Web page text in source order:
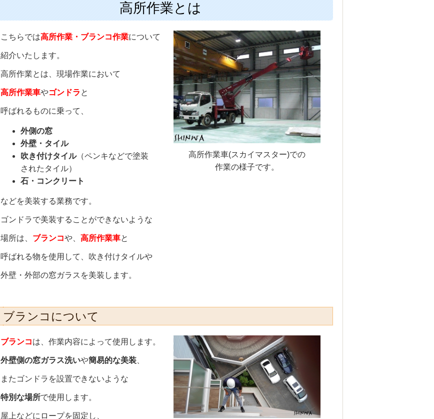
高所作業とは
高所作業車(スカイマスター)での
作業の様子です。
こちらでは高所作業・ブランコ作業について
紹介いたします。
高所作業とは、現場作業において
高所作業車やゴンドラ と
呼ばれるものに乗って、
外側の窓
外壁・タイル
吹き付けタイル（ペンキなどで塗装
されたタイル）
石・コンクリート
などを美装する業務です。
ゴンドラで美装することができないような
場所は、 ブランコや、 高所作業車と
呼ばれる物を使用して、 吹き付けタイルや
外壁・外部の窓ガラスを美装します。
ブランコについて
ブランコは、作業内容によって使用します。
外壁側の窓ガラス洗いや簡易的な美装
またゴンドラを設置できないような
特別な場所で使用します。
屋上などにロープを固定し、